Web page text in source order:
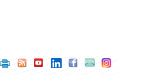
Seite RSS- YoutubeLinkedIdDer KontaktInstagram